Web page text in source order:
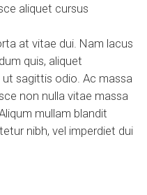
aliquet cursus
at vitae dui. Nam lacus
quis, aliquet
sagittis odio. Ac massa
non nulla vitae massa
mullam blandit
nibh, vel imperdiet dui